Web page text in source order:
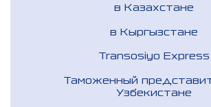
в Казахстане
в Кыргызстане
Transosiyo Express
Таможенный
Узбекистане